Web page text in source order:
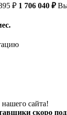
₽ 1 706 040 ₽Вы
сайта!
скоро